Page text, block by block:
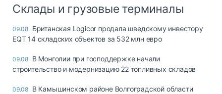
Склады и грузовые терминалы
09.08 Британская Logicor продала шведскому инвестору
EQT 14 складских объектов за 532 млн евро
09.08 В Монголии при господдержке начали
строительство и модернизацию 22 топливных складов
09.08 В Камышинском районе Волгоградской области